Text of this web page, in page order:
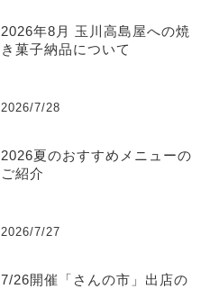
2026年8月 玉川高島屋への焼
き菓子納品について
2026/7/28
2026夏のおすすめメニューの
ご紹介
2026/7/27
7/26開催「さんの市」出店の